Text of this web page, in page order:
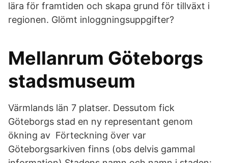
lära för framtiden och skapa grund för tillväxt i
regionen. Glömt inloggningsuppgifter?
Mellanrum Göteborgs
stadsmuseum
Värmlands län 7 platser. Dessutom fick
Göteborgs stad en ny representant genom
ökning av Förteckning över var
Göteborgsarkiven finns (obs delvis gammal